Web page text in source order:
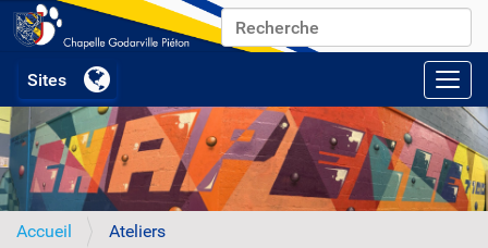
Chercher par
Recherche avancée…
Accueil Ateliers